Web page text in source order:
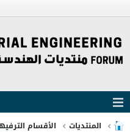
المنتديات الأقسام